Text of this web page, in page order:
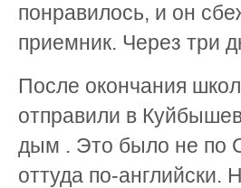
понравилось, и он
приемник. Через три
После окончания
отправили в
дым . Это было не по
оттуда по-